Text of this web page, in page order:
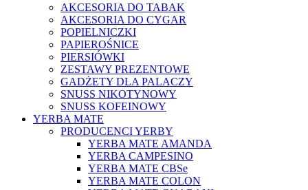
AKCESORIA DO TABAK
AKCESORIA DO CYGAR
POPIELNICZKI
PAPIEROŚNICE
PIERSIÓWKI
ZESTAWY PREZENTOWE
GADŻETY DLA PALACZY
SNUSS NIKOTYNOWY
SNUSS KOFEINOWY
YERBA MATE
PRODUCENCI YERBY
YERBA MATE AMANDA
YERBA CAMPESINO
YERBA MATE CBSe
YERBA MATE COLON